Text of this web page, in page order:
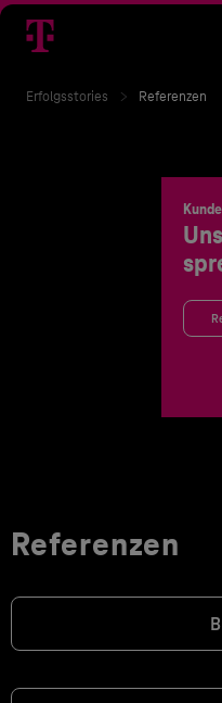
Erfolgsstories Referenzen
Referenzen